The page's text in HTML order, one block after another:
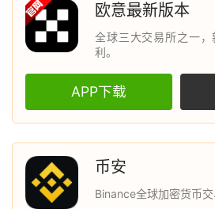
欧意最新版本
全球三大交易所之一
利。
APP下载
币安
Binance全球加密货币